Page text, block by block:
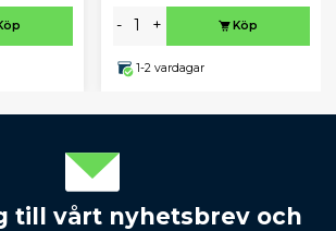
- + Köp
1-2 vardagar
till vårt nyhetsbrev och